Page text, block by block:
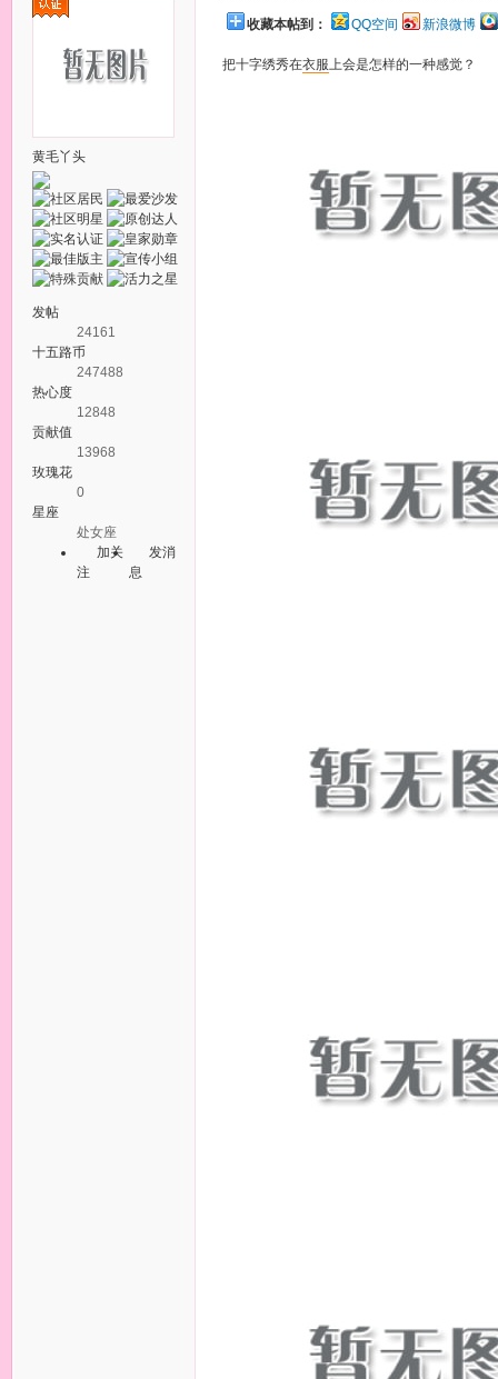
黄毛丫头
发帖
24161
十五路币
247488
热心度
12848
贡献值
13968
玫瑰花
0
星座
处女座
加关
注
发消
息
收藏本帖到： QQ空间 新浪微博
把十字绣秀在衣服上会是怎样的一种感觉？